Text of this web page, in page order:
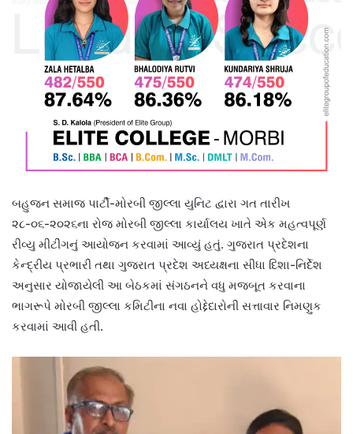
બહુજન સમાજ પાર્ટી-મોરબી જીલ્લા યુનિટ દ્વારા ગત તારીખ
૨૮-૦૬-૨૦૨૬ના રોજ મોરબી જીલ્લા કાર્યાલય ખાતે એક મહત્વપૂર્ણ
રીવ્યુ મીટીંગનું આયોજન કરવામાં આવ્યું હતું. ગુજરાત પ્રદેશના
કેન્દ્રીય પ્રભારી તથા ગુજરાત પ્રદેશ અધ્યક્ષના સીધા દિશા-નિર્દેશ
અનુસાર યોજાયેલી આ બેઠકમાં સંગઠનને વધુ મજબૂત કરવાના
ભાગરૂપે મોરબી જીલ્લા કમિટીના નવા હોદ્દેદારોની સત્તાવાર નિમણુક
કરવામાં આવી હતી.